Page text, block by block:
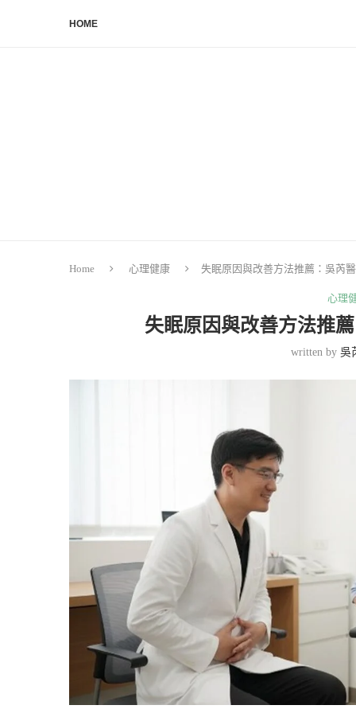
HOME
Home 心理健康 失眠原因與改善方法推薦：吳芮
心理
失眠原因與改善方法推
written by吳